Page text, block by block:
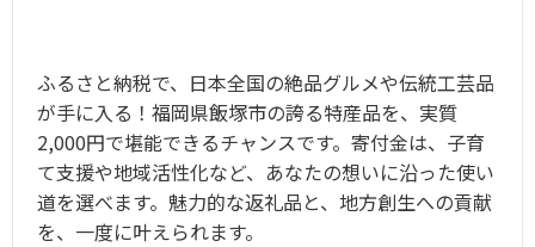
ふるさと納税で、日本全国の絶品グルメや伝統工芸品
が手に入る！福岡県飯塚市の誇る特産品を、実質
2,000円で堪能できるチャンスです。寄付金は、子育
て支援や地域活性化など、あなたの想いに沿った使い
道を選べます。魅力的な返礼品と、地方創生への貢献
を、一度に叶えられます。